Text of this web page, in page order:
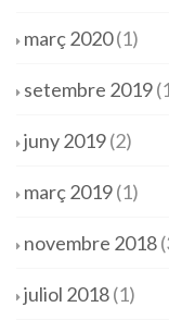
març 2020(1)
setembre 2019
juny 2019(2)
març 2019(1)
novembre 2018
juliol 2018(1)